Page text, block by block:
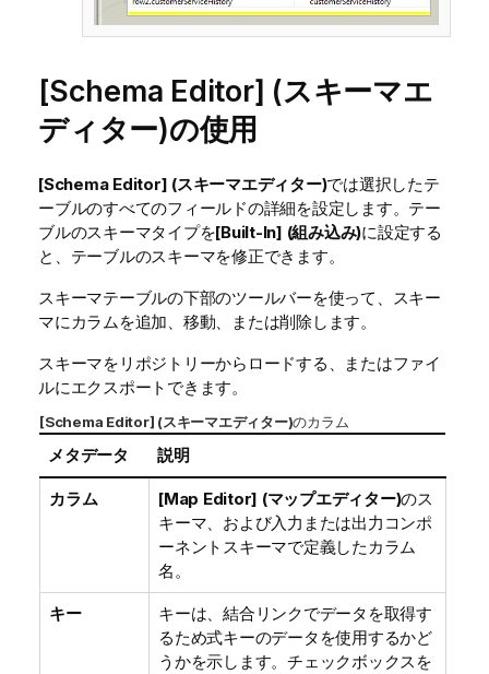
[Schema Editor] (スキーマエ
ディター)の使用
[Schema Editor] (スキーマエディター)では選択したテ
ーブルのすべてのフィールドの詳細を設定します。テー
ブルのスキーマタイプを[Built-In] (組み込み)に設定する
と、テーブルのスキーマを修正できます。
スキーマテーブルの下部のツールバーを使って、スキー
マにカラムを追加、移動、または削除します。
スキーマをリポジトリーからロードする、またはファイ
ルにエクスポートできます。
[Schema Editor] (スキーマエディター)のカラム
メタデータ 説明
カラム [Map Editor] (マップエディター)のス
キーマ、および入力または出力コンポ
ーネントスキーマで定義したカラム
名。
キー
キーは、結合リンクでデータを取得す
るため式キーのデータを使用するかど
うかを示します。チェックボックスを